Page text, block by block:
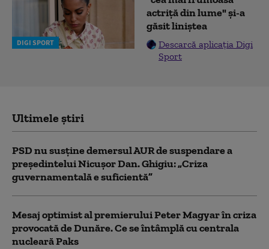
DIGI SPORT
actriță din lume" și-a
găsit liniștea
Descarcă aplicația Digi
Sport
Ultimele știri
PSD nu susține demersul AUR de suspendare a
președintelui Nicușor Dan. Ghigiu: „Criza
guvernamentală e suficientă”
Mesaj optimist al premierului Peter Magyar în criza
provocată de Dunăre. Ce se întâmplă cu centrala
nucleară Paks